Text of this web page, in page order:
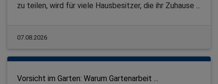
zu teilen, wird für viele Hausbesitzer, die ihr Zuhause ...
07.08.2026
Vorsicht im Garten: Warum Gartenarbeit ...